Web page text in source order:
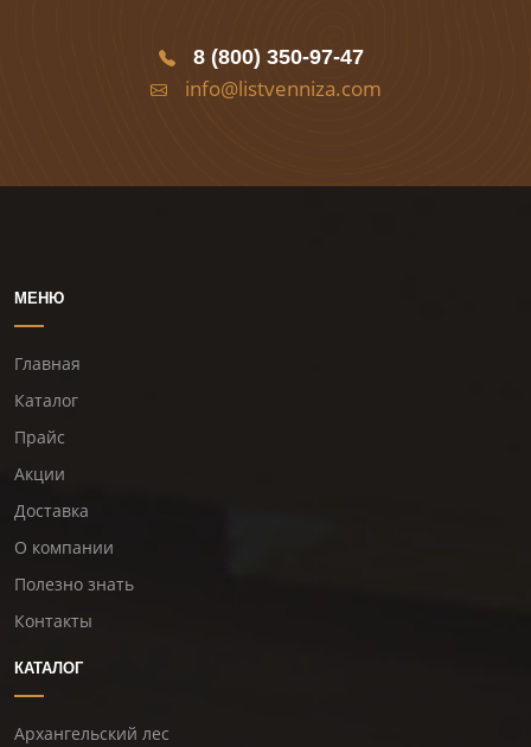
8 (800) 350-97-47
info@listvenniza.com
МЕНЮ
Главная
Каталог
Прайс
Акции
Доставка
О компании
Полезно знать
Контакты
КАТАЛОГ
Архангельский лес